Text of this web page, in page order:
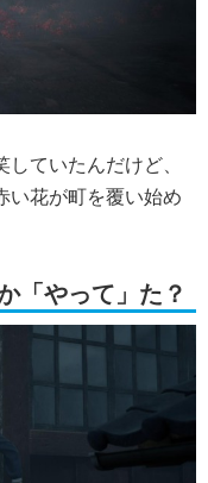
ていたんだけど、
い花が町を覆い始め
「やって」た？